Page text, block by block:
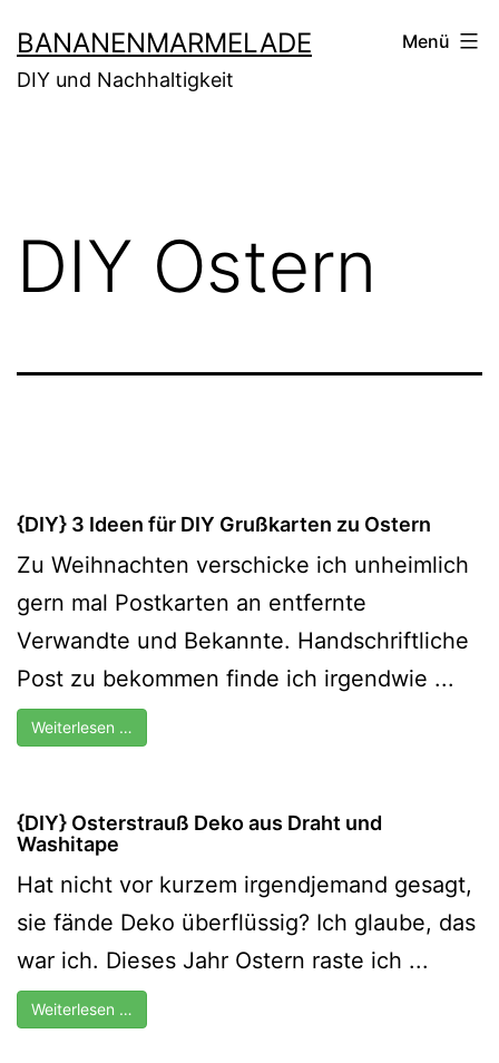
Inhalt
springen
BANANENMARMELADE
DIY und Nachhaltigkeit
Menü
DIY Ostern
{DIY} 3 Ideen für DIY Grußkarten zu Ostern
Zu Weihnachten verschicke ich unheimlich
gern mal Postkarten an entfernte
Verwandte und Bekannte. Handschriftliche
Post zu bekommen finde ich irgendwie ...
Weiterlesen …
{DIY} Osterstrauß Deko aus Draht und
Washitape
Hat nicht vor kurzem irgendjemand gesagt,
sie fände Deko überflüssig? Ich glaube, das
war ich. Dieses Jahr Ostern raste ich ...
Weiterlesen …